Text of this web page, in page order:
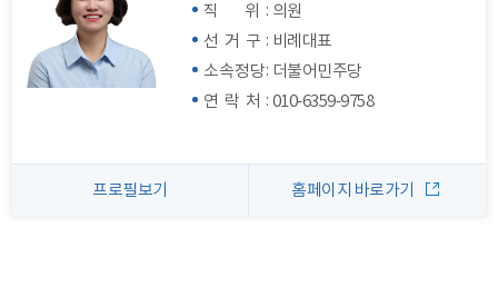
직 위: 의원
선 거 구 : 비례대표
소속정당: 더불어민주당
연 락 처 : 010-6359-9758
프로필보기 홈페이지 바로가기